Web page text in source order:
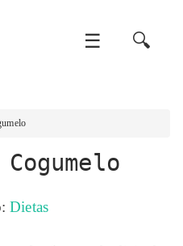
☰ 🔍
Dietas